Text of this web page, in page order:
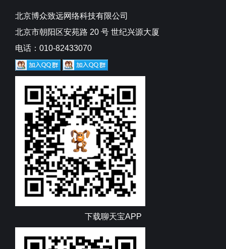
北京博众致远网络科技有限公司
北京市朝阳区安苑路 20 号 世纪兴源大厦
电话：010-82433070
下载聊天宝APP